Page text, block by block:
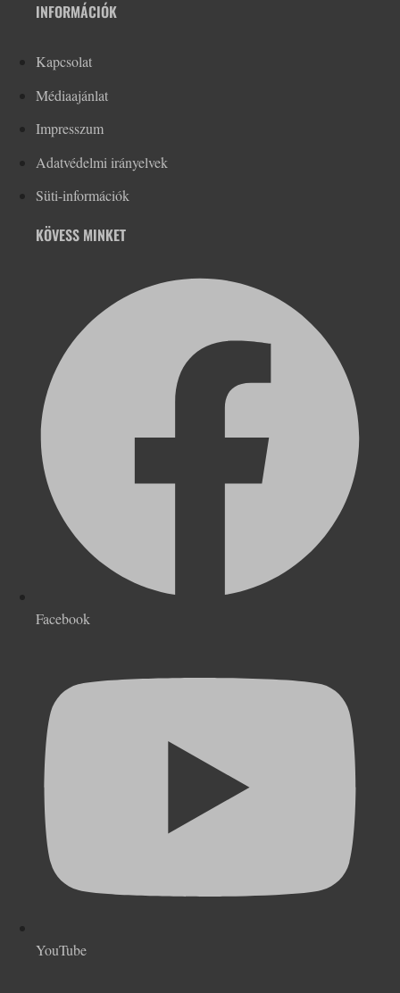
INFORMÁCIÓK
Kapcsolat
Médiaajánlat
Impresszum
Adatvédelmi irányelvek
Süti-információk
KÖVESS MINKET
Facebook
YouTube